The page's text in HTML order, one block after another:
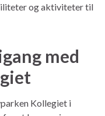
og aktiviteter til
med
Kollegiet i